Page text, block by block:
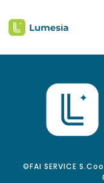
©FAI SERVICE